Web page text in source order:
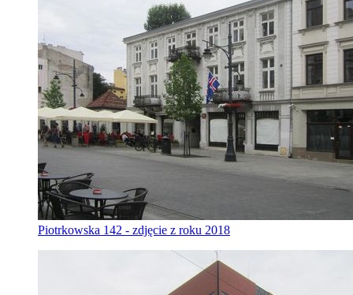
Piotrkowska 142 - zdjęcie z roku 2018